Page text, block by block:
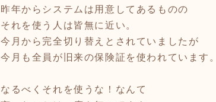
昨年からシステムは用意してあるものの
それを使う人は皆無に近い。
今月から完全切り替えとされていましたが
今月も全員が旧来の保険証を使われています。
なるべくそれを使うな！なんて